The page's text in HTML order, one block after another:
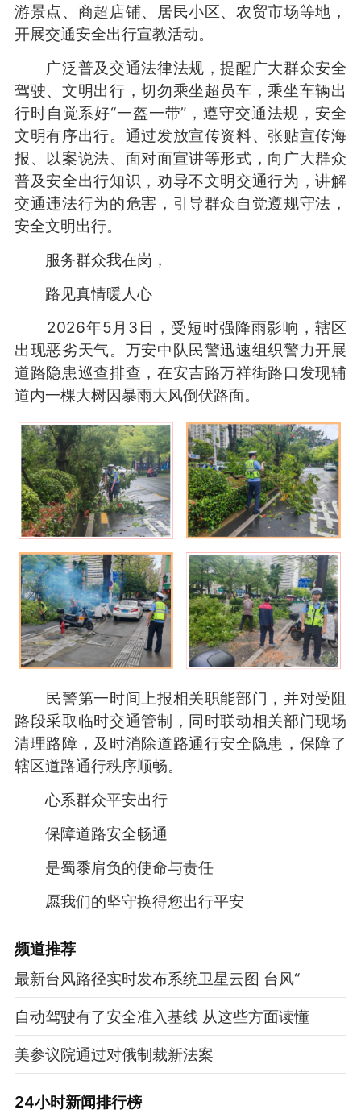
游景点、商超店铺、居民小区、农贸市场等地，
开展交通安全出行宣教活动。
广泛普及交通法律法规，提醒广大群众安全
驾驶、文明出行，切勿乘坐超员车，乘坐车辆出
行时自觉系好“一盔一带”，遵守交通法规，安全
文明有序出行。通过发放宣传资料、张贴宣传海
报、以案说法、面对面宣讲等形式，向广大群众
普及安全出行知识，劝导不文明交通行为，讲解
交通违法行为的危害，引导群众自觉遵规守法，
安全文明出行。
服务群众我在岗，
路见真情暖人心
2026年5月3日，受短时强降雨影响，辖区
出现恶劣天气。万安中队民警迅速组织警力开展
道路隐患巡查排查，在安吉路万祥街路口发现辅
道内一棵大树因暴雨大风倒伏路面。
民警第一时间上报相关职能部门，并对受阻
路段采取临时交通管制，同时联动相关部门现场
清理路障，及时消除道路通行安全隐患，保障了
辖区道路通行秩序顺畅。
心系群众平安出行
保障道路安全畅通
是蜀黍肩负的使命与责任
愿我们的坚守换得您出行平安
频道推荐
最新台风路径实时发布系统卫星云图 台风“
自动驾驶有了安全准入基线 从这些方面读懂
美参议院通过对俄制裁新法案
24小时新闻排行榜